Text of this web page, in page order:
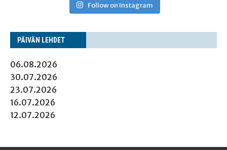
Follow on Instagram
PÄI­VÄN LEHDET
06.08.2026
30.07.2026
23.07.2026
16.07.2026
12.07.2026